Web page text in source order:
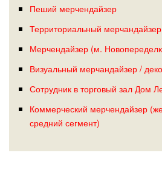
Пеший мерчендайзер
Территориальный мерчандайзер
Мерчендайзер (м.
Визуальный мерчандайзер /
Сотрудник в торговый зал Дом
Коммерческий мерчендайзер
средний сегмент)